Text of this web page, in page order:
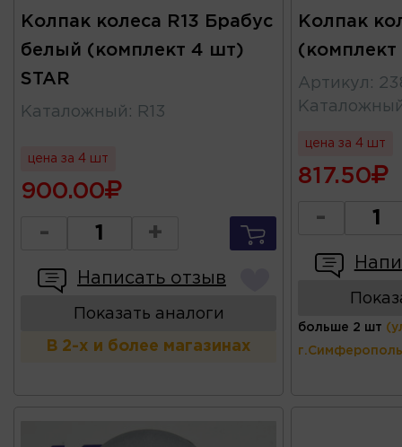
Колпак колеса R13 Брабус
белый (комплект 4 шт)
STAR
Каталожный : R13
цена за 4 шт
900.00
- +
Написать отзыв
Показать аналоги
В 2-х и более магазинах
Колпак
(комплект
Артикул :
цена за 4 шт
817.50
-
больше 2 шт